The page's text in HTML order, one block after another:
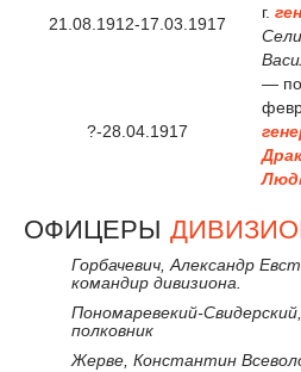
21.08.1912-17.03.1917
г.
?-28.04.1917
—
ОФИЦЕРЫ
Горбачевич, Александр
командир дивизиона.
Пономаревекий-
полковник
Жерве, Константин